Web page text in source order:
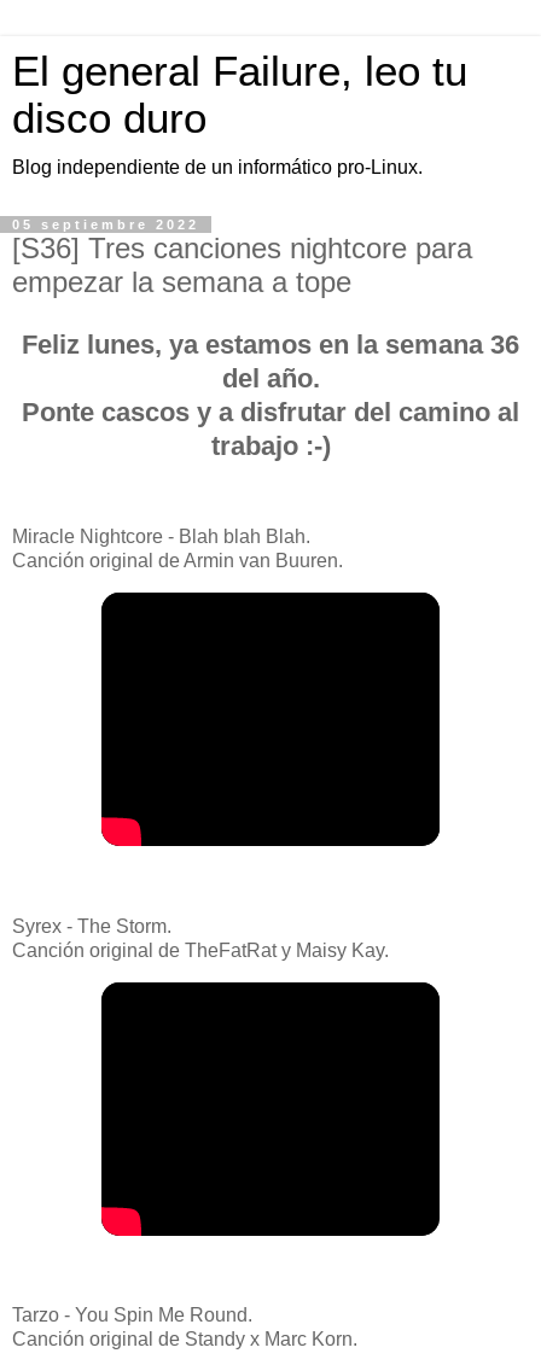
El general Failure, leo tu
disco duro
Blog independiente de un informático pro-Linux.
05 septiembre 2022
[S36] Tres canciones nightcore para
empezar la semana a tope
Feliz lunes, ya estamos en la semana 36
del año.
Ponte cascos y a disfrutar del camino al
trabajo :-)
Miracle Nightcore - Blah blah Blah.
Canción original de Armin van Buuren.
Syrex - The Storm.
Canción original de TheFatRat y Maisy Kay.
Tarzo - You Spin Me Round.
Canción original de Standy x Marc Korn.